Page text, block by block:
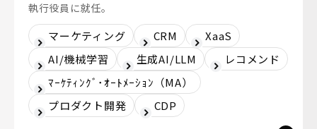
執行役員に就任。
マーケティング CRM
XaaS
AI/機械学習
生成AI/LLM
レコメンド
ﾏｰｹﾃｨﾝｸﾞ･ｵｰﾄﾒｰｼｮﾝ（MA）
プロダクト開発
CDP